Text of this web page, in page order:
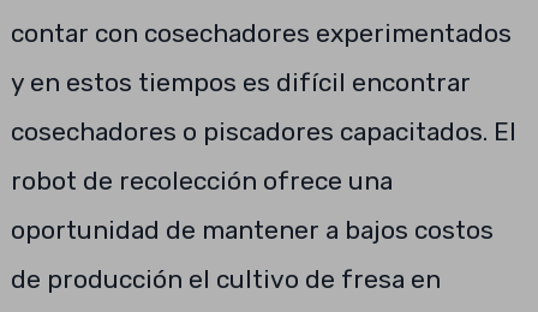
contar con cosechadores experimentados
y en estos tiempos es difícil encontrar
cosechadores o piscadores capacitados. El
robot de recolección ofrece una
oportunidad de mantener a bajos costos
de producción el cultivo de fresa en